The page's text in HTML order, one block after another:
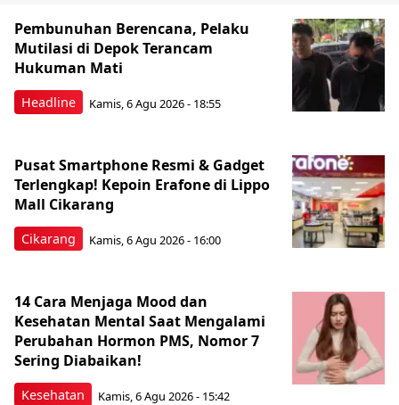
Headline
Pembunuhan Berencana, Pelaku
Mutilasi di Depok Terancam
Hukuman Mati
Kamis, 6 Agu 2026 - 18:55
Cikarang
Pusat Smartphone Resmi & Gadget
Terlengkap! Kepoin Erafone di Lippo
Mall Cikarang
Kamis, 6 Agu 2026 - 16:00
Kesehatan
14 Cara Menjaga Mood dan
Kesehatan Mental Saat Mengalami
Perubahan Hormon PMS, Nomor 7
Sering Diabaikan!
Kamis, 6 Agu 2026 - 15:42